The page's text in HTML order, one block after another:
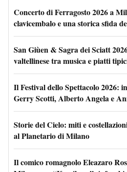
Concerto di Ferragosto 2026 a
clavicembalo e una storica sfida
San Giùen & Sagra dei Sciatt
valtellinese tra musica e piatti
Il Festival dello Spettacolo 2026:
Gerry Scotti, Alberto Angela e
Storie del Cielo: miti e
al Planetario di Milano
Il comico romagnolo Eleazaro